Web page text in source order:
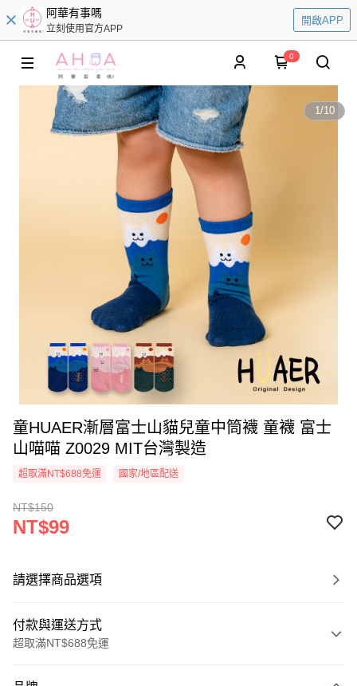
阿華有事嗎
立刻使用官方APP
開啟APP
0
1/10
童HUAER漸層富士山貓兒童中筒襪 童襪 富士
山喵喵 Z0029 MIT台灣製造
超取滿NT$688免運 國家/地區配送
NT$150
NT$99
請選擇商品選項
付款與運送方式
超取滿NT$688免運